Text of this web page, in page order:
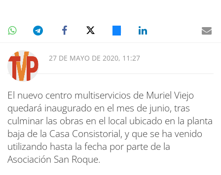
27 DE MAYO DE 2020, 11:27
El nuevo centro multiservicios de Muriel Viejo
quedará inaugurado en el mes de junio, tras
culminar las obras en el local ubicado en la planta
baja de la Casa Consistorial, y que se ha venido
utilizando hasta la fecha por parte de la
Asociación San Roque.